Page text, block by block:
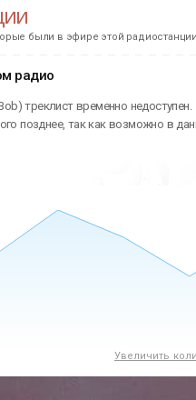
были в эфире этой
радио
треклист временно недоступен.
позднее, так как возможно в
Увеличить